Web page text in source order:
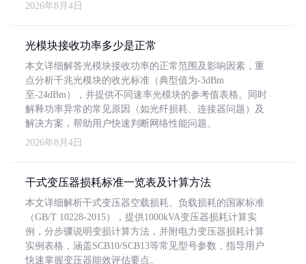
2026年8月4日
光模块接收功率多少是正常
本文详细解答光模块接收功率的正常范围及影响因素，重
点分析千兆光模块的收光标准（典型值为-3dBm
至-24dBm），并提供不同速率光模块的参考值表格。同时
解释功率异常的常见原因（如光纤损耗、连接器问题）及
解决方案，帮助用户快速判断网络性能问题。
2026年8月4日
干式变压器损耗标准一览表及计算方法
本文详细解析干式变压器空载损耗、负载损耗的国家标准
（GB/T 10228-2015），提供1000kVA变压器损耗计算实
例，分步骤说明变损计算方法，并附电力变压器损耗计算
实例表格，涵盖SCB10/SCB13等常见型号参数，指导用户
快速掌握变压器能效评估要点。